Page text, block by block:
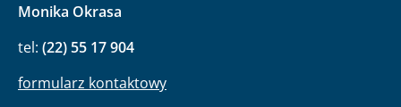
Monika Okrasa
tel: (22) 55 17 904
formularz kontaktowy